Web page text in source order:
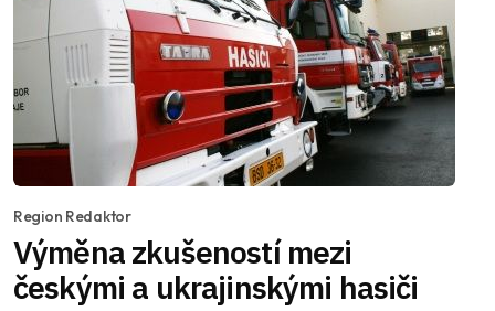
Region Redaktor
Výměna zkušeností mezi
českými a ukrajinskými hasiči